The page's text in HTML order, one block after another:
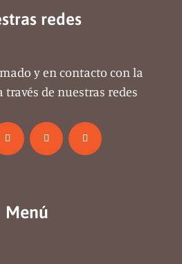
redes
y en contacto con la
de nuestras redes
Menú